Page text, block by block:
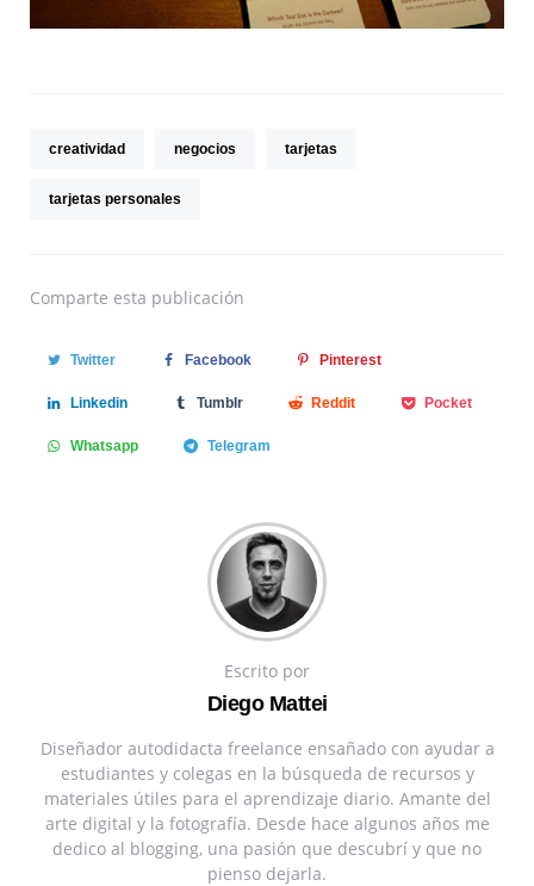
creatividad negocios tarjetas
tarjetas personales
Comparte esta publicación
Twitter Facebook Pinterest
Linkedin Tumblr Reddit Pocket
Whatsapp Telegram
Escrito por
Diego Mattei
Diseñador autodidacta freelance ensañado con ayudar a
estudiantes y colegas en la búsqueda de recursos y
materiales útiles para el aprendizaje diario. Amante del
arte digital y la fotografía. Desde hace algunos años me
dedico al blogging, una pasión que descubrí y que no
pienso dejarla.